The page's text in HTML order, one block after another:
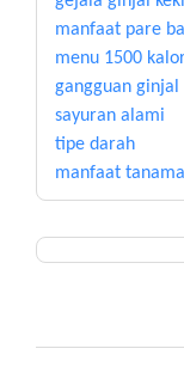
manfaat pare
menu 1500
gangguan
sayuran alami
tipe darah
manfaat